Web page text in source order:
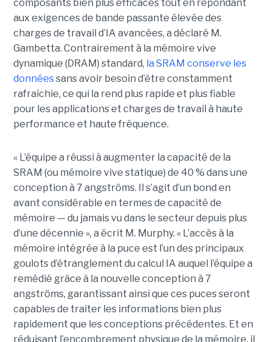
composants bien plus efficaces tout en répondant
aux exigences de bande passante élevée des
charges de travail d’IA avancées, a déclaré M.
Gambetta. Contrairement à la mémoire vive
dynamique (DRAM) standard, la SRAM conserve les
donnéessans avoir besoin d’être constamment
rafraîchie, ce qui la rend plus rapide et plus fiable
pour les applications et charges de travail à haute
performance et haute fréquence.
« L’équipe a réussi à augmenter la capacité de la
SRAM (ou mémoire vive statique) de 40 % dans une
conception à 7 angströms. Il s’agit d’un bond en
avant considérable en termes de capacité de
mémoire — du jamais vu dans le secteur depuis plus
d’une décennie », a écrit M. Murphy. « L’accès à la
mémoire intégrée à la puce est l’un des principaux
goulots d’étranglement du calcul IA auquel l’équipe a
remédié grâce à la nouvelle conception à 7
angströms, garantissant ainsi que ces puces seront
capables de traiter les informations bien plus
rapidement que les conceptions précédentes. Et en
réduisant l’encombrement physique de la mémoire, il